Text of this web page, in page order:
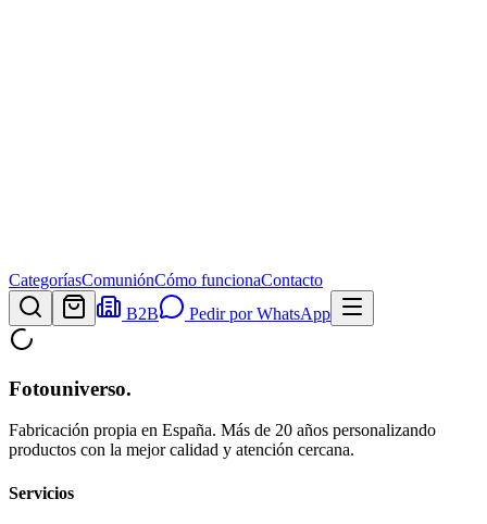
CategoríasComuniónCómo funcionaContacto
B2B
Pedir por WhatsApp
Fotouniverso.
Fabricación propia en España. Más de 20 años personalizando
productos con la mejor calidad y atención cercana.
Servicios